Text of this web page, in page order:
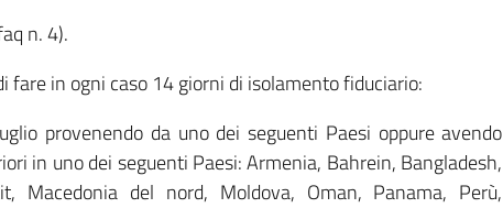
n. 4).
fare in ogni caso 14 giorni di isolamento fiduciario:
provenendo da uno dei seguenti Paesi oppure avendo
in uno dei seguenti Paesi: Armenia, Bahrein, Bangladesh,
Macedonia del nord, Moldova, Oman, Panama, Perù,